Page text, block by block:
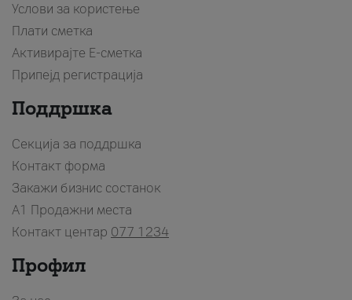
Услови за користење
Плати сметка
Активирајте Е-сметка
Припејд регистрација
Поддршка
Секција за поддршка
Контакт форма
Закажи бизнис состанок
A1 Продажни места
Контакт центар 077 1234
Профил